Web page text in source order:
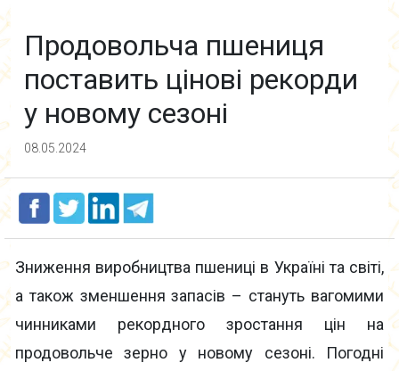
Продовольча пшениця
поставить цінові рекорди
у новому сезоні
08.05.2024
Зниження виробництва пшениці в Україні та світі,
а також зменшення запасів – стануть вагомими
чинниками рекордного зростання цін на
продовольче зерно у новому сезоні. Погодні